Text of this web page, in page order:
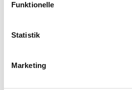
Funktionelle
Statistik
Marketing
”Ved at fortælle dig
tror jeg i det mindste
på, at du er der,
eksistens. Fordi jeg